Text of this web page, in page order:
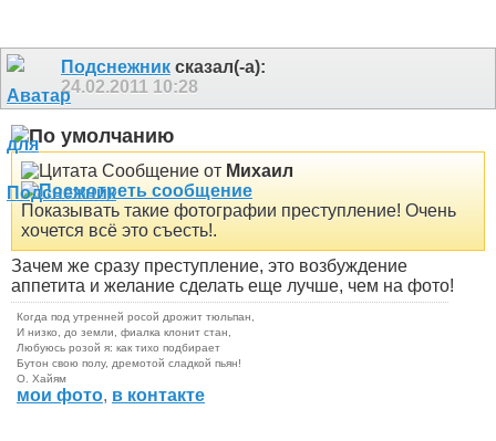
Подснежник сказал(-а):
24.02.2011 10:28
Сообщение от Михаил
Показывать такие фотографии преступление! Очень
хочется всё это съесть!.
Зачем же сразу преступление, это возбуждение
аппетита и желание сделать еще лучше, чем на фото!
Когда под утренней росой дрожит тюльпан,
И низко, до земли, фиалка клонит стан,
Любуюсь розой я: как тихо подбирает
Бутон свою полу, дремотой сладкой пьян!
О. Хайям
мои фото, в контакте